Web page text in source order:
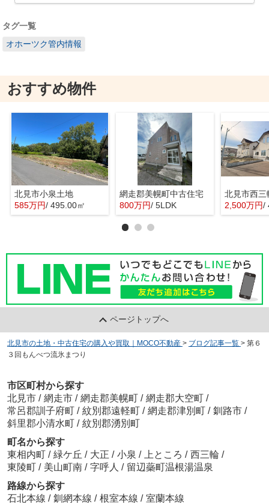
タグ一覧
オホーツク管内情報
おすすめ物件
北見市小泉土地
585万円/ 495.00㎡
網走郡美幌町中古住宅
800万円/ 5LDK
北見市西三
2,500万円/
ページトップへ
北見市の土地・中古住宅の購入や買取｜MOCO不動産 > ブログ記事一覧 > 第６
３回もんべつ流氷まつり
市区町村から探す
北見市 / 網走市 / 網走郡美幌町 / 網走郡大空町 /
常呂郡訓子府町 / 紋別郡遠軽町 / 網走郡津別町 / 釧路市 /
斜里郡小清水町 / 紋別郡湧別町
町名から探す
東相内町 / 緑ケ丘 / 大正 / 小泉 / 上ところ / 西三輪 /
東陵町 / 美山町南 / 字呼人 / 留辺蘂町温根湯温泉
路線から探す
石北本線 / 釧網本線 / 根室本線 / 室蘭本線